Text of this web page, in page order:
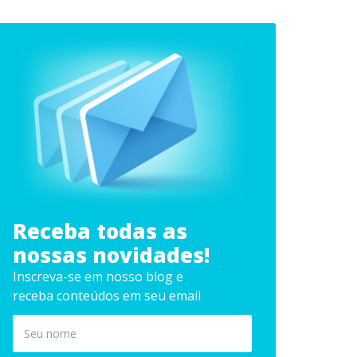
Receba todas as
nossas novidades!
Inscreva-se em nosso blog e
receba conteúdos em seu email